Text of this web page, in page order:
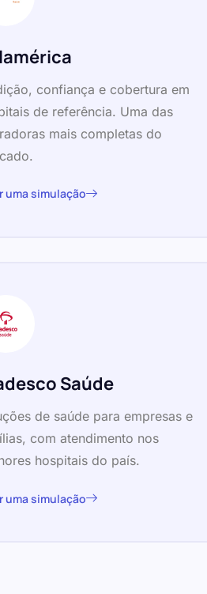
confiança e cobertura em
de referência. Uma das
mais completas do
uma simulação
Saúde
de saúde para empresas e
com atendimento nos
hospitais do país.
uma simulação